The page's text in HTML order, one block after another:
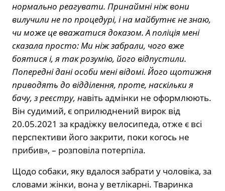
нормально реагувати. Принаймні ніж вони
вилучили не по процедурі, і на майбутнє не знаю,
чи може це вважатися доказом. А поліція мені
сказала просто: Ми ніж забрали, чого вже
боятися і, я так розумію, його відпустили.
Попередні дані особи мені відомі. Його щотижня
приводять до відділення, проте, наскільки я
бачу, з реєстру, навіть адмінки не оформлюють.
Він судимий, є оприлюднений вирок від
20.05.2021 за крадіжку велосипеда, отже є всі
перспективи його закрити, поки когось не
прибив», – розповіла потерпіла.
Щодо собаки, яку вдалося забрати у чоловіка, за
словами жінки, вона у ветлікарні. Тваринка